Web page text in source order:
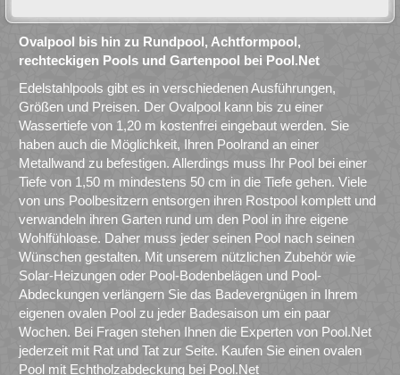
Ovalpool bis hin zu Rundpool, Achtformpool,
rechteckigen Pools und Gartenpool bei Pool.Net
Edelstahlpools gibt es in verschiedenen Ausführungen,
Größen und Preisen. Der Ovalpool kann bis zu einer
Wassertiefe von 1,20 m kostenfrei eingebaut werden. Sie
haben auch die Möglichkeit, Ihren Poolrand an einer
Metallwand zu befestigen. Allerdings muss Ihr Pool bei einer
Tiefe von 1,50 m mindestens 50 cm in die Tiefe gehen. Viele
von uns Poolbesitzern entsorgen ihren Rostpool komplett und
verwandeln ihren Garten rund um den Pool in ihre eigene
Wohlfühloase. Daher muss jeder seinen Pool nach seinen
Wünschen gestalten. Mit unserem nützlichen Zubehör wie
Solar-Heizungen oder Pool-Bodenbelägen und Pool-
Abdeckungen verlängern Sie das Badevergnügen in Ihrem
eigenen ovalen Pool zu jeder Badesaison um ein paar
Wochen. Bei Fragen stehen Ihnen die Experten von Pool.Net
jederzeit mit Rat und Tat zur Seite. Kaufen Sie einen ovalen
Pool mit Echtholzabdeckung bei Pool.Net